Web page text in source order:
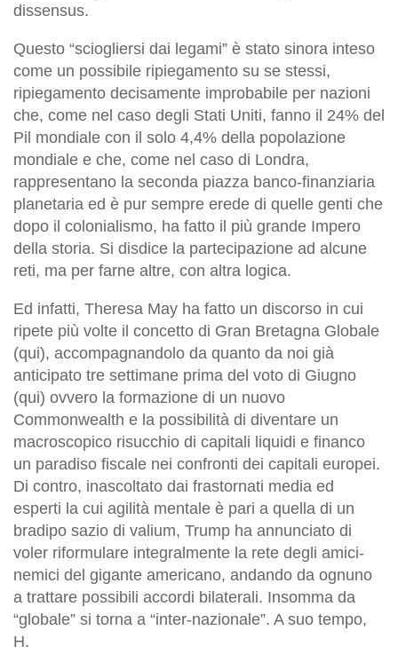
dissensus.
Questo “sciogliersi dai legami” è stato sinora inteso
come un possibile ripiegamento su se stessi,
ripiegamento decisamente improbabile per nazioni
che, come nel caso degli Stati Uniti, fanno il 24% del
Pil mondiale con il solo 4,4% della popolazione
mondiale e che, come nel caso di Londra,
rappresentano la seconda piazza banco-finanziaria
planetaria ed è pur sempre erede di quelle genti che
dopo il colonialismo, ha fatto il più grande Impero
della storia. Si disdice la partecipazione ad alcune
reti, ma per farne altre, con altra logica.
Ed infatti, Theresa May ha fatto un discorso in cui
ripete più volte il concetto di Gran Bretagna Globale
(qui), accompagnandolo da quanto da noi già
anticipato tre settimane prima del voto di Giugno
(qui) ovvero la formazione di un nuovo
Commonwealth e la possibilità di diventare un
macroscopico risucchio di capitali liquidi e financo
un paradiso fiscale nei confronti dei capitali europei.
Di contro, inascoltato dai frastornati media ed
esperti la cui agilità mentale è pari a quella di un
bradipo sazio di valium, Trump ha annunciato di
voler riformulare integralmente la rete degli amici-
nemici del gigante americano, andando da ognuno
a trattare possibili accordi bilaterali. Insomma da
“globale” si torna a “inter-nazionale”. A suo tempo,
H.